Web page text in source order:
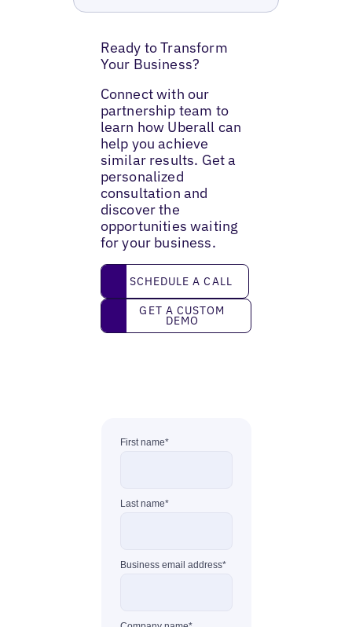
Ready to Transform
Your Business?
Connect with our
partnership team to
learn how Uberall can
help you achieve
similar results. Get a
personalized
consultation and
discover the
opportunities waiting
for your business.
Schedule a call
SCHEDULE A CALL
Get a custom demo
GET A CUSTOM
DEMO